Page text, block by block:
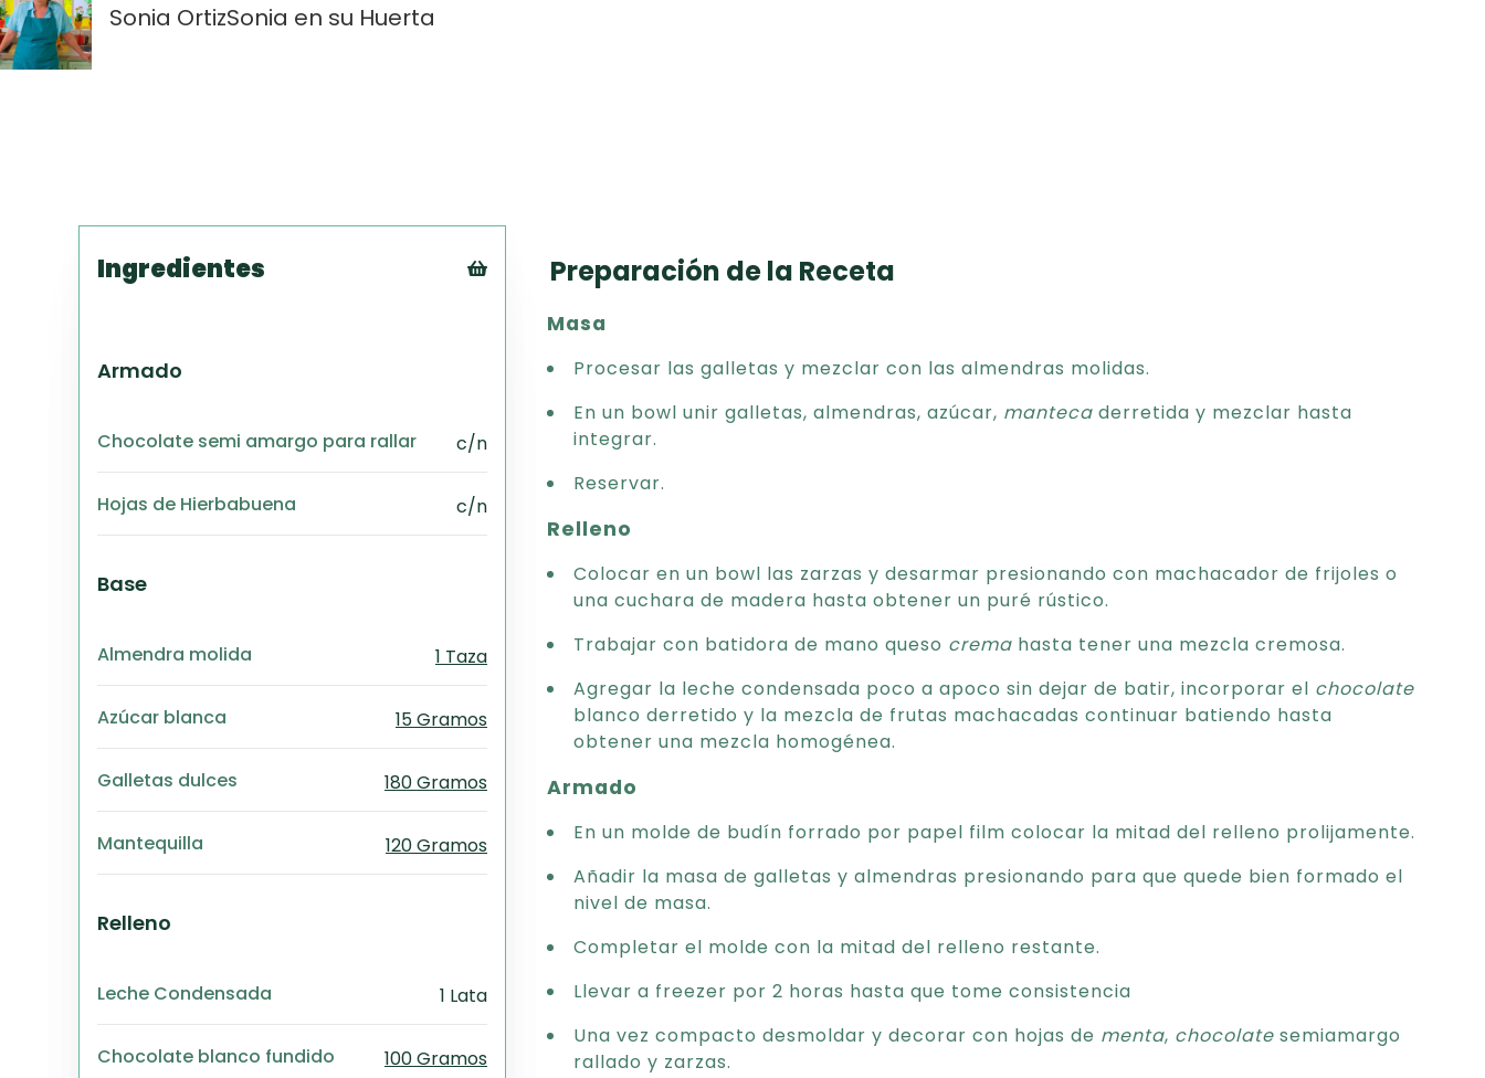
Sonia OrtizSonia en su Huerta
Ingredientes
Armado
Chocolate semi amargo para rallar c/n
Hojas de Hierbabuena c/n
Base
Almendra molida 1 Taza
Azúcar blanca 15 Gramos
Galletas dulces 180 Gramos
Mantequilla 120 Gramos
Relleno
Leche Condensada 1 Lata
Chocolate blanco fundido 100 Gramos
Preparación de la Receta
Masa
Procesar las galletas y mezclar con las almendras molidas.
En un bowl unir galletas, almendras, azúcar, manteca derretida y mezclar hasta
integrar.
Reservar.
Relleno
Colocar en un bowl las zarzas y desarmar presionando con machacador de frijoles o
una cuchara de madera hasta obtener un puré rústico.
Trabajar con batidora de mano queso crema hasta tener una mezcla cremosa.
Agregar la leche condensada poco a apoco sin dejar de batir, incorporar el chocolate
blanco derretido y la mezcla de frutas machacadas continuar batiendo hasta
obtener una mezcla homogénea.
Armado
En un molde de budín forrado por papel film colocar la mitad del relleno prolijamente.
Añadir la masa de galletas y almendras presionando para que quede bien formado el
nivel de masa.
Completar el molde con la mitad del relleno restante.
Llevar a freezer por 2 horas hasta que tome consistencia
Una vez compacto desmoldar y decorar con hojas de menta, chocolate semiamargo
rallado y zarzas.